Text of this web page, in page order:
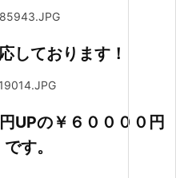
しております！
UPの￥６００００円
す。